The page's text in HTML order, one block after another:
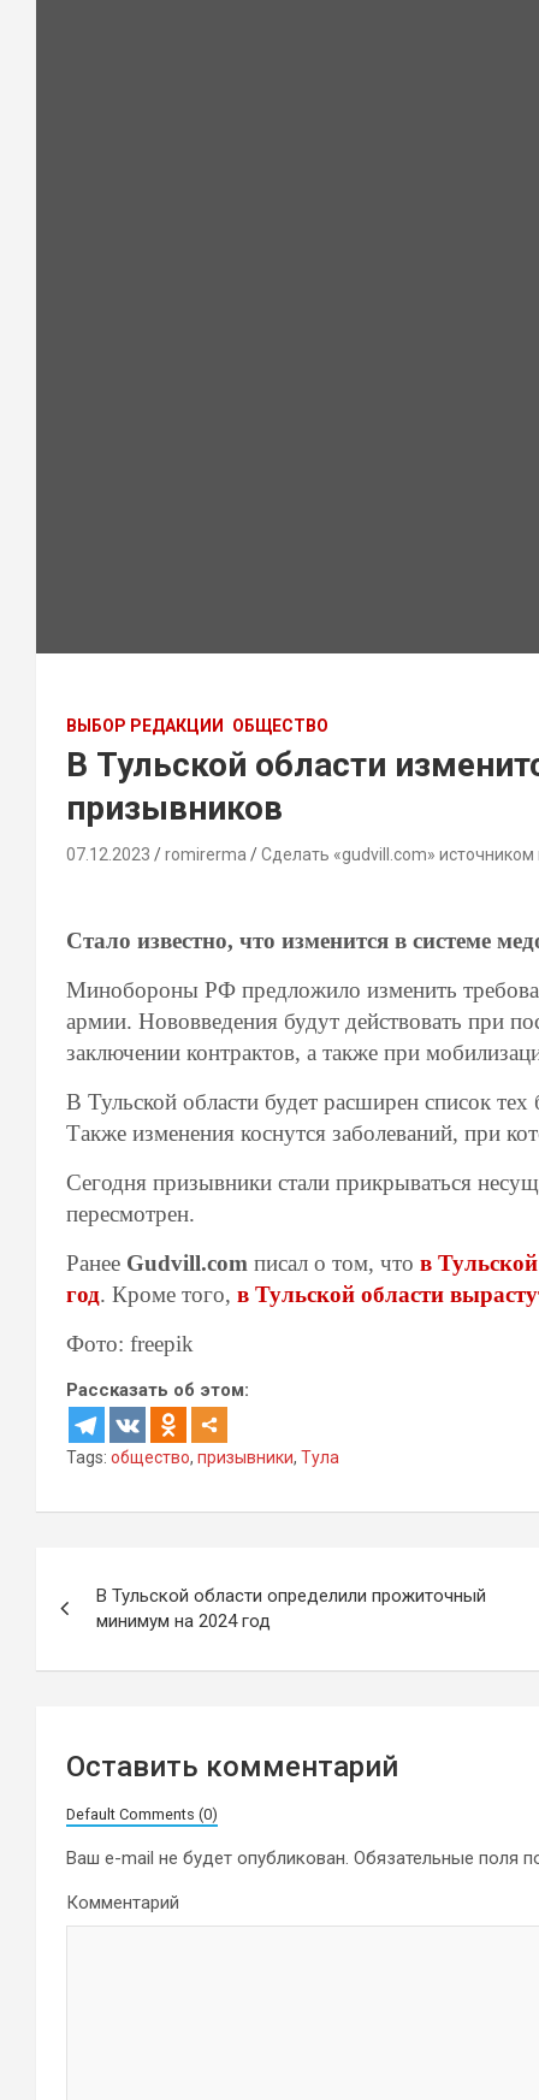
ВЫБОР РЕДАКЦИИ ОБЩЕСТВО
В Тульской области
призывников
07.12.2023 romirerma Сделать «gudvill.com» источником
Стало известно, что изменится в системе
Минобороны РФ предложило изменить
армии. Нововведения будут действовать при
заключении контрактов, а также при
В Тульской области будет расширен список
Также изменения коснутся заболеваний, при
Сегодня призывники стали прикрываться
пересмотрен.
Ранее Gudvill.com писал о том, что в
год. Кроме того, в Тульской области
Фото: freepik
Рассказать об этом:
Tags: общество, призывники, Тула
по
записям
В Тульской области определили прожиточный
минимум на 2024 год
Оставить комментарий
Default Comments (0)
Ваш e-mail не будет опубликован. Обязательные поля
Комментарий